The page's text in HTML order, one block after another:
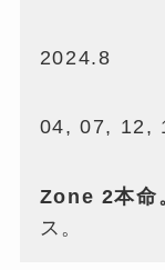
2024.8
04, 07, 12,
Zone 2本命
ス。